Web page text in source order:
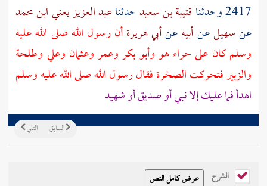
2417 وحدثنا قتيبة بن سعيدحدثناعبد العزيز يعني ابن محمد
عنسهيلعنأبيهعنأبي هريرةأن رسول الله صلى الله عليه
وسلم كان علىحراءهووأبو بكروعمروعثمان وعلي وطلحة
والزبيرفتحركت الصخرة فقال رسول الله صلى الله عليه وسلم
اهدأ فما عليك إلا نبي أو صديق أو شهيد
التالي السابق
الشرح